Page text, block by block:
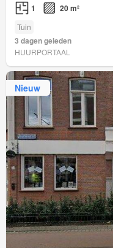
1 20 m²
Tuin
3 dagen geleden
HUURPORTAAL
Nieuw